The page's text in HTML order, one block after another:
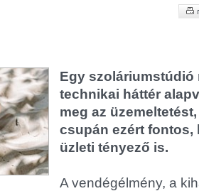
Egy szoláriumstúdió
technikai háttér
meg az
csupán ezért fontos,
üzleti tényező is.
A vendégélmény, a